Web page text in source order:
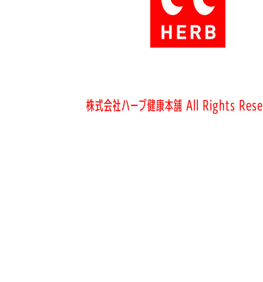
株式会社ハーブ健康本舗 All Rights